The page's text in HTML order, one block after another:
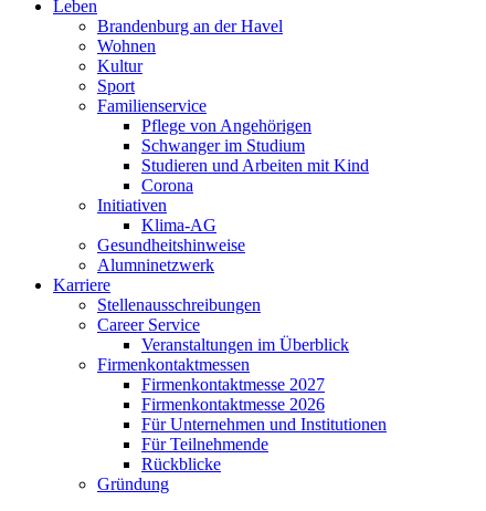
Leben
Brandenburg an der Havel
Wohnen
Kultur
Sport
Familienservice
Pflege von Angehörigen
Schwanger im Studium
Studieren und Arbeiten mit Kind
Corona
Initiativen
Klima-AG
Gesundheitshinweise
Alumninetzwerk
Karriere
Stellenausschreibungen
Career Service
Veranstaltungen im Überblick
Firmenkontaktmessen
Firmenkontaktmesse 2027
Firmenkontaktmesse 2026
Für Unternehmen und Institutionen
Für Teilnehmende
Rückblicke
Gründung